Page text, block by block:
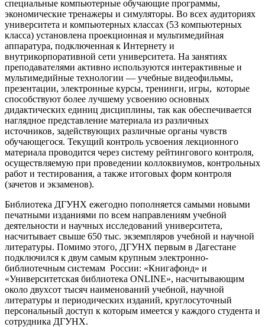
специальные компьютерные обучающие программы,
экономические тренажеры и симуляторы. Во всех аудиториях
университета и компьютерных классах (53 компьютерных
класса) установлена проекционная и мультимедийная
аппаратура, подключенная к Интернету и
внутрикорпоративной сети университета. На занятиях
преподавателями активно используются интерактивные и
мультимедийные технологии — учебные видеофильмы,
презентации, электронные курсы, тренинги, игры, которые
способствуют более лучшему усвоению основных
дидактических единиц дисциплины, так как обеспечивается
наглядное представление материала из различных
источников, задействующих различные органы чувств
обучающегося. Текущий контроль усвоения лекционного
материала проводится через систему рейтингового контроля,
осуществляемую при проведении коллоквиумов, контрольных
работ и тестирования, а также итоговых форм контроля
(зачетов и экзаменов).
Библиотека ДГУНХ ежегодно пополняется самыми новыми
печатными изданиями по всем направлениям учебной
деятельности и научных исследований университета,
насчитывает свыше 650 тыс. экземпляров учебной и научной
литературы. Помимо этого, ДГУНХ первым в Дагестане
подключился к двум самым крупным электронно-
библиотечным системам России: «Книгафонд» и
«Университетская библиотека ONLINE», насчитывающим
около двухсот тысяч наименований учебной, научной
литературы и периодических изданий, круглосуточный
персональный доступ к которым имеется у каждого студента и
сотрудника ДГУНХ.